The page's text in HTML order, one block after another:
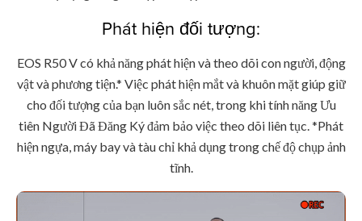
Phát hiện đối tượng:
EOS R50 V có khả năng phát hiện và theo dõi con người, động
vật và phương tiện.* Việc phát hiện mắt và khuôn mặt giúp giữ
cho đối tượng của bạn luôn sắc nét, trong khi tính năng Ưu
tiên Người Đã Đăng Ký đảm bảo việc theo dõi liên tục. *Phát
hiện ngựa, máy bay và tàu chỉ khả dụng trong chế độ chụp ảnh
tĩnh.